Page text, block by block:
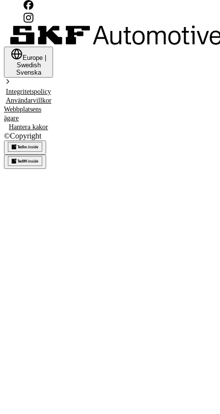
Europe
Swedish
Svenska
Integritetspolicy
Användarvillkor
Webbplatsens
ägare
Hantera kakor
©Copyright